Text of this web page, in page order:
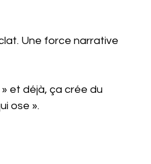
Une force narrative
» et déjà, ça crée du
ose ».